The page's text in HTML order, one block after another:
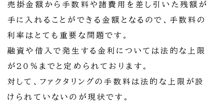
売掛金額から手数料や諸費用を差し引いた残額が
手に入れることができる金額となるので、手数料の
利率はとても重要な問題です。
融資や借入で発生する金利については法的な上限
が20％までと定められております。
対して、ファクタリングの手数料は法的な上限が設
けられていないのが現状です。